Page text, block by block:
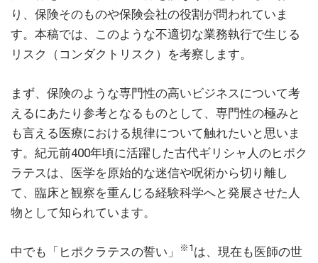
り、保険そのものや保険会社の役割が問われていま
す。本稿では、このような不適切な業務執行で生じる
リスク（コンダクトリスク）を考察します。
まず、保険のような専門性の高いビジネスについて考
えるにあたり参考となるものとして、専門性の極みと
も言える医療における規律について触れたいと思いま
す。紀元前400年頃に活躍した古代ギリシャ人のヒポク
ラテスは、医学を原始的な迷信や呪術から切り離し
て、臨床と観察を重んじる経験科学へと発展させた人
物として知られています。
中でも「ヒポクラテスの誓い」 ※1は、現在も医師の世